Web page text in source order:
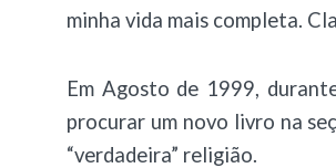
minha vida mais completa.
Em Agosto de 1999,
procurar um novo livro na
“verdadeira” religião.